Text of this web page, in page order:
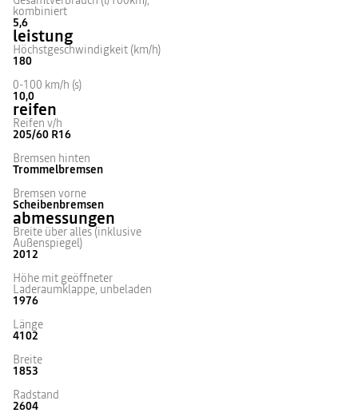
kombiniert
5,6
leistung
Höchstgeschwindigkeit (km/h)
180
0-100 km/h (s)
10,0
reifen
Reifen v/h
205/60 R16
Bremsen hinten
Trommelbremsen
Bremsen vorne
Scheibenbremsen
abmessungen
Breite über alles (inklusive
Außenspiegel)
2012
Höhe mit geöffneter
Laderaumklappe, unbeladen
1976
Länge
4102
Breite
1853
Radstand
2604